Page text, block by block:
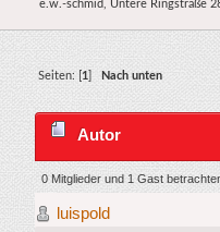
e.w.-schmid, Untere Ringstraße
Seiten: [ 1 Nach unten
Autor
Untere Ringstraße 28
16852 mal)
0 Mitglieder und 1 Gast
luispold